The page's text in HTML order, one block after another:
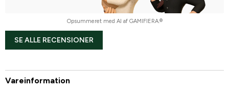
Opsummeret med AI af GAMIFIERA.®
SE ALLE RECENSIONER
Vareinformation